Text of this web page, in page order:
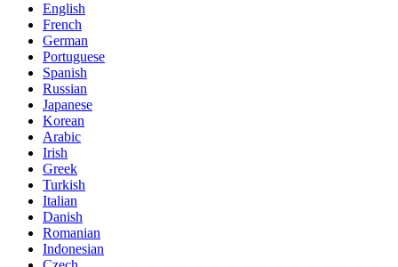
English
French
German
Portuguese
Spanish
Russian
Japanese
Korean
Arabic
Irish
Greek
Turkish
Italian
Danish
Romanian
Indonesian